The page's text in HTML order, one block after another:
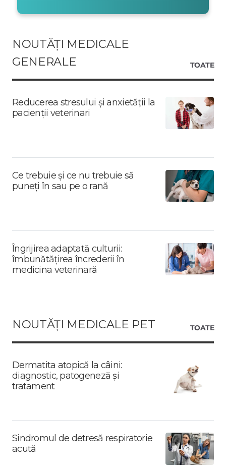
NOUTĂȚI MEDICALE
GENERALE
TOATE
Reducerea stresului și anxietății la
pacienții veterinari
Ce trebuie și ce nu trebuie să
puneți în sau pe o rană
Îngrijirea adaptată culturii:
îmbunătățirea încrederii în
medicina veterinară
NOUTĂȚI MEDICALE PET TOATE
Dermatita atopică la câini:
diagnostic, patogeneză și
tratament
Sindromul de detresă respiratorie
acută